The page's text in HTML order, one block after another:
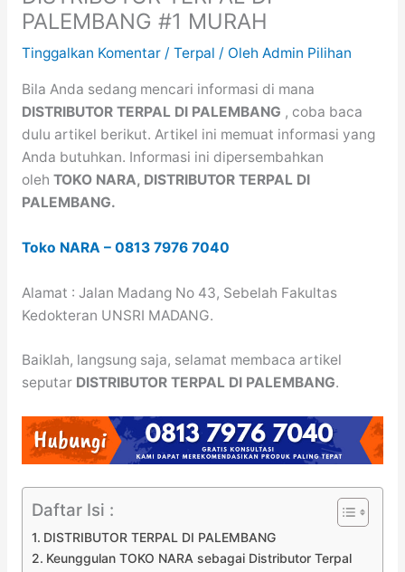
PALEMBANG #1 MURAH
Tinggalkan Komentar / Terpal / Oleh Admin Pilihan
Bila Anda sedang mencari informasi di mana
DISTRIBUTOR TERPAL DI PALEMBANG , coba baca
dulu artikel berikut. Artikel ini memuat informasi yang
Anda butuhkan. Informasi ini dipersembahkan
oleh TOKO NARA, DISTRIBUTOR TERPAL DI
PALEMBANG.
Toko NARA – 0813 7976 7040
Alamat : Jalan Madang No 43, Sebelah Fakultas
Kedokteran UNSRI MADANG.
Baiklah, langsung saja, selamat membaca artikel
seputar DISTRIBUTOR TERPAL DI PALEMBANG.
Daftar Isi :
DISTRIBUTOR TERPAL DI PALEMBANG
Keunggulan TOKO NARA sebagai Distributor Terpal